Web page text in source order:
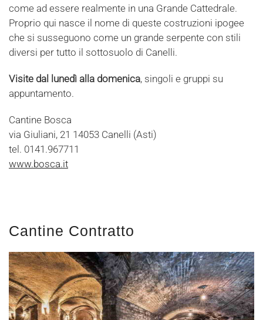
come ad essere realmente in una Grande Cattedrale.
Proprio qui nasce il nome di queste costruzioni ipogee
che si susseguono come un grande serpente con stili
diversi per tutto il sottosuolo di Canelli.
Visite dal lunedì alla domenica, singoli e gruppi su
appuntamento.
Cantine Bosca
via Giuliani, 21 14053 Canelli (Asti)
tel. 0141.967711
www.bosca.it
Cantine Contratto